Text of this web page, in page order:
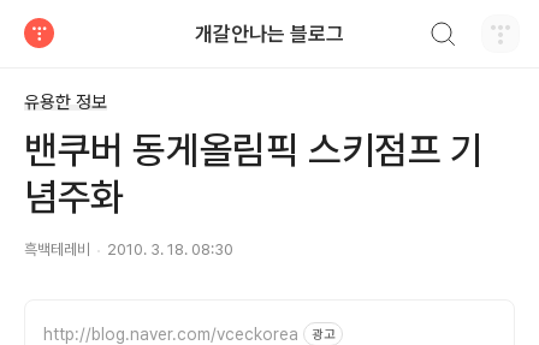
개갈안나는 블로그
유용한 정보
밴쿠버 동게올림픽 스키점프 기
념주화
흑백테레비 2010. 3. 18. 08:30
http://blog.naver.com/vceckorea 광고